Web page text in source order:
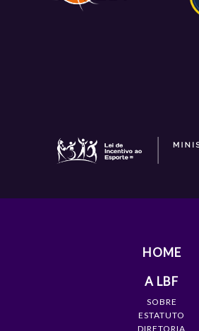
HOME
A LBF
SOBRE
ESTATUTO
DIRETORIA